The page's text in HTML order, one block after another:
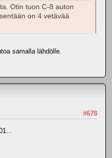
Otin tuon C-8 auton
on 4 vetävää
samalla lähdölle.
#678